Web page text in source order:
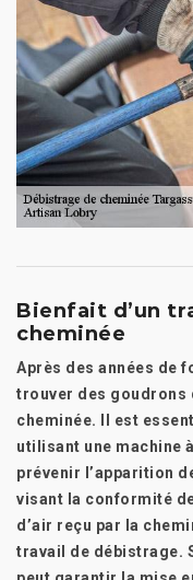
Bienfait d’un
cheminée
Après des années de
trouver des goudrons
cheminée. Il est
utilisant une machine
prévenir l’apparition
visant la conformité
d’air reçu par la
travail de débistrage.